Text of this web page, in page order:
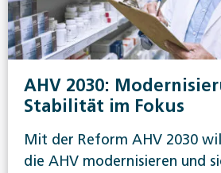
AHV 2030:
Stabilität im Fokus
Mit der Reform AHV 2030
die AHV modernisieren und